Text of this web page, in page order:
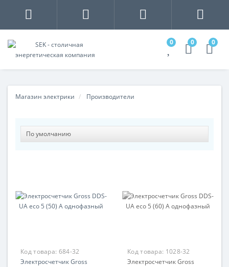
0 0 0
Магазин электрики Производители
Код товара: 684-32
Электросчетчик Gross
Код товара: 1028-32
Электросчетчик Gross